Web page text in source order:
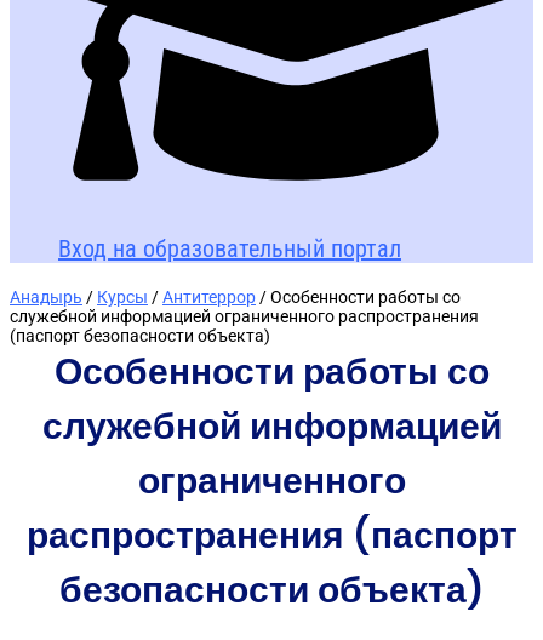
Вход на образовательный портал
Анадырь / Курсы /Антитеррор / Особенности работы со
служебной информацией ограниченного распространения
(паспорт безопасности объекта)
Особенности работы со
служебной информацией
ограниченного
распространения (паспорт
безопасности объекта)